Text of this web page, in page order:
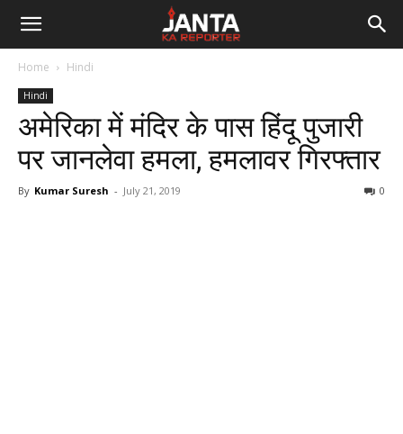
Janta
Reporter
Home Hindi
Hindi
अमेरिका में मंदिर के पास हिंदू पुजारी
पर जानलेवा हमला, हमलावर गिरफ्तार
By Kumar Suresh - July 21, 2019 0